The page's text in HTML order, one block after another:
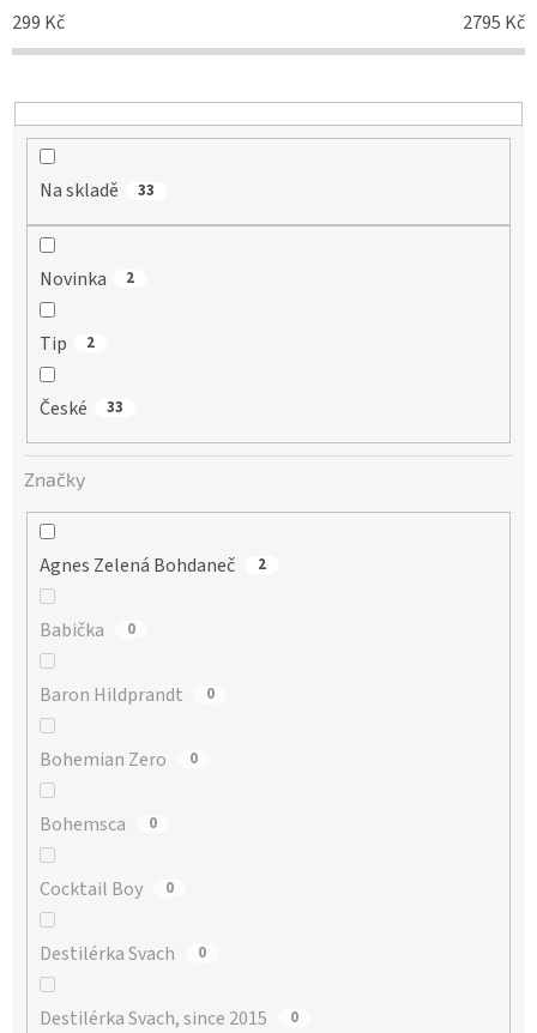
d
u
t
ů
299 Kč 2795 Kč
Na skladě 33
Novinka 2
Tip 2
České 33
Značky
Agnes Zelená Bohdaneč 2
Babička 0
Baron Hildprandt 0
Bohemian Zero 0
Bohemsca 0
Cocktail Boy 0
Destilérka Svach 0
Destilérka Svach, since 2015 0